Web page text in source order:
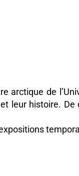
arctique de
leur histoire.